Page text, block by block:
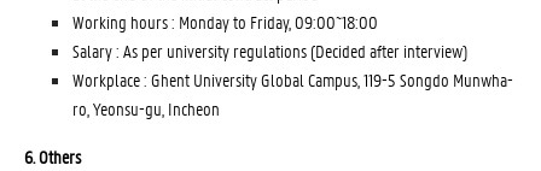
Working hours : Monday to Friday, 09:00~18:00
Salary : As per university regulations (Decided after interview)
Workplace : Ghent University Global Campus, 119-5 Songdo Munwha-
ro, Yeonsu-gu, Incheon
6. Others